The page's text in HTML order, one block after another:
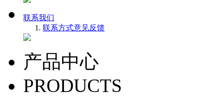
联系我们
联系方式意见反馈
产品中心
PRODUCTS